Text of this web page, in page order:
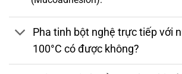
Pha tinh bột nghệ trực tiếp với
100°C có được không?